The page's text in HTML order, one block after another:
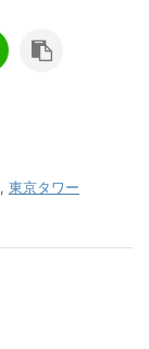
, 東京タワー